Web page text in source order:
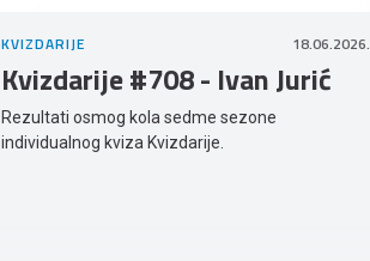
KVIZDARIJE 18.06.2026.
Kvizdarije #708 - Ivan Jurić
Rezultati osmog kola sedme sezone
individualnog kviza Kvizdarije.